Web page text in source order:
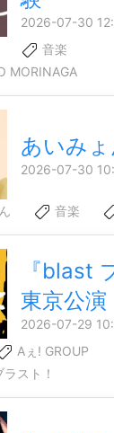
2026-07-30
音楽
MORINAGA
あいみ
2026-07-30
音楽
『blast
東京公演
2026-07-29
Aぇ! GROUP
スト！